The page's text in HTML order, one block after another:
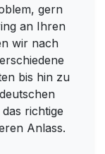
gern
an Ihren
wir nach
bis hin zu
richtige
Anlass.